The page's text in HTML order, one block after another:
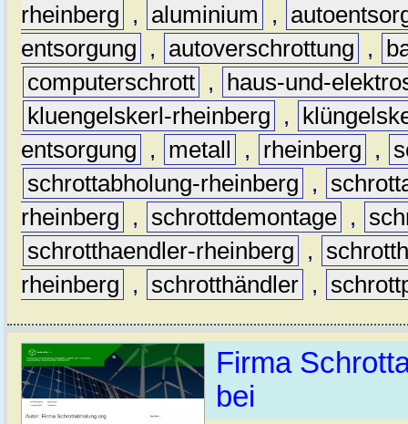
rheinberg
, aluminium ,
entsorgung
, autoverschrottung ,
computerschrott ,
haus-und-
kluengelskerl-rheinberg
,
entsorgung
, metall , rheinberg ,
schrottabholung-rheinberg
,
rheinberg
, schrottdemontage ,
schrotthaendler-rheinberg
,
rheinberg
, schrotthändler ,
Firma
bei